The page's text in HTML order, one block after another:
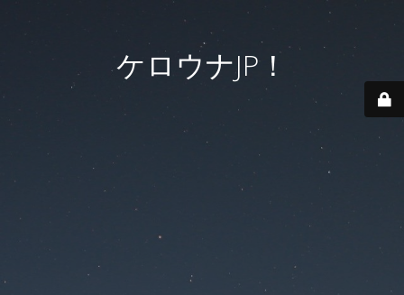
ケロウナJP！